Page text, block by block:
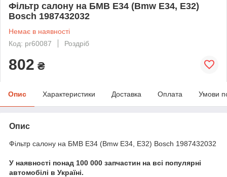
Фільтр салону на БМВ Е34 (Bmw E34, E32)
Bosch 1987432032
Немає в наявності
Код: pr60087
Роздріб
802 ₴
Опис Характеристики Доставка Оплата Умови
Опис
Фільтр салону на БМВ Е34 (Bmw E34, E32) Bosch 1987432032
У наявності понад 100 000 запчастин на всі популярні
автомобілі в Україні.